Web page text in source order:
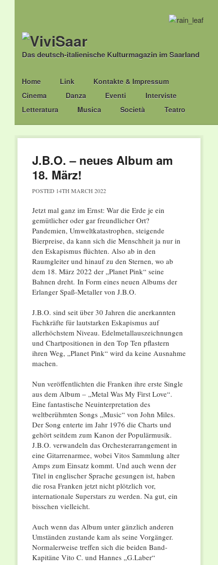
Das deutsch-italienische Kulturmagazin im Saarland
Main menu
Skip
to
content
Home Link
Kontakte & Impressum
Cinema
Danza Eventi
Interviste
Letteratura
Musica Società Teatro
J.B.O. – neues Album am
18. März!
POSTED 14TH MARCH 2022
Jetzt mal ganz im Ernst: War die Erde je ein
gemütlicher oder gar freundlicher Ort?
Pandemien, Umweltkatastrophen, steigende
Bierpreise, da kann sich die Menschheit ja nur in
den Eskapismus flüchten. Also ab in den
Raumgleiter und hinauf zu den Sternen, wo ab
dem 18. März 2022 der „Planet Pink“ seine
Bahnen dreht. In Form eines neuen Albums der
Erlanger Spaß-Metaller von J.B.O.
J.B.O. sind seit über 30 Jahren die anerkannten
Fachkräfte für lautstarken Eskapismus auf
allerhöchstem Niveau. Edelmetallauszeichnungen
und Chartpositionen in den Top Ten pflastern
ihren Weg, „Planet Pink“ wird da keine Ausnahme
machen.
Nun veröffentlichten die Franken ihre erste Single
aus dem Album – „Metal Was My First Love“.
Eine fantastische Neuinterpretation des
weltberühmten Songs „Music“ von John Miles.
Der Song enterte im Jahr 1976 die Charts und
gehört seitdem zum Kanon der Populärmusik.
J.B.O. verwandeln das Orchesterarrangement in
eine Gitarrenarmee, wobei Vitos Sammlung alter
Amps zum Einsatz kommt. Und auch wenn der
Titel in englischer Sprache gesungen ist, haben
die rosa Franken jetzt nicht plötzlich vor,
internationale Superstars zu werden. Na gut, ein
bisschen vielleicht.
Auch wenn das Album unter gänzlich anderen
Umständen zustande kam als seine Vorgänger.
Normalerweise treffen sich die beiden Band-
Kapitäne Vito C. und Hannes „G.Laber“